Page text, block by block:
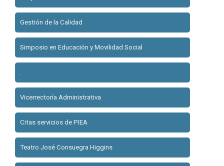
Gestión de la Calidad
Simposio en Educación y Movilidad Social
.
Vicerrectoría Administrativa
Citas servicios de PIEA
Teatro José Consuegra Higgins